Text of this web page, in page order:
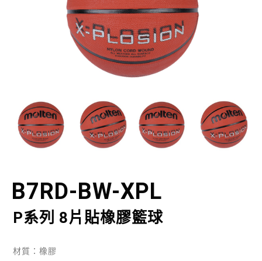
B7RD-BW-XPL
P系列 8片貼橡膠籃球
材質：橡膠